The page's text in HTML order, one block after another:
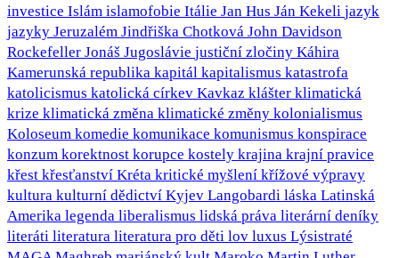
investice Islám islamofobie Itálie Jan Hus Ján Kekeli jazyk
jazyky Jeruzalém Jindřiška Chotková John Davidson
Rockefeller Jonáš Jugoslávie justiční zločiny Káhira
Kamerunská republika kapitál kapitalismus katastrofa
katolicismus katolická církev Kavkaz klášter klimatická
krize klimatická změna klimatické změny kolonialismus
Koloseum komedie komunikace komunismus konspirace
konzum korektnost korupce kostely krajina krajní pravice
křest křesťanství Kréta kritické myšlení křížové výpravy
kultura kulturní dědictví Kyjev Langobardi láska Latinská
Amerika legenda liberalismus lidská práva literární deníky
literáti literatura literatura pro děti lov luxus Lýsistraté